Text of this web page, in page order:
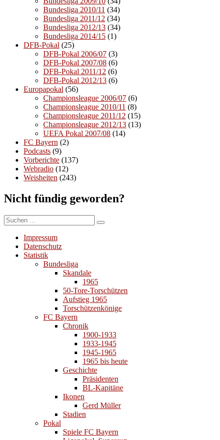
Bundesliga 2010/11 (34)
Bundesliga 2011/12 (34)
Bundesliga 2012/13 (34)
Bundesliga 2014/15 (1)
DFB-Pokal (25)
DFB-Pokal 2006/07 (3)
DFB-Pokal 2007/08 (6)
DFB-Pokal 2011/12 (6)
DFB-Pokal 2012/13 (6)
Europapokal (56)
Championsleague 2006/07 (6)
Championsleague 2010/11 (8)
Championsleague 2011/12 (15)
Championsleague 2012/13 (13)
UEFA Pokal 2007/08 (14)
FC Bayern (2)
Podcasts (9)
Vorberichte (137)
Webradio (12)
Weisheiten (243)
Nicht fündig geworden?
Suchen
nach:
Suchen
Impressum
Datenschutz
Statistik
Bundesliga
Skandale
1965
50-Tore-Torschützen
Aufstieg 1965
Torschützenkönige
FC Bayern
Chronik
1900-1933
1933-1945
1945-1965
1965 bis heute
Geschichte
Präsidenten
BL-Kapitäne
Ikonen
Gerd Müller
Stadien
Pokal
Spiele FC Bayern